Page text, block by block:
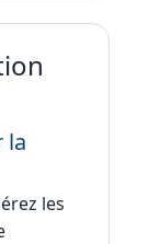
la
les